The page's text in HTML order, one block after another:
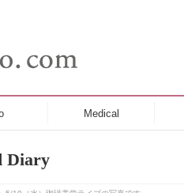
Medical
Diary